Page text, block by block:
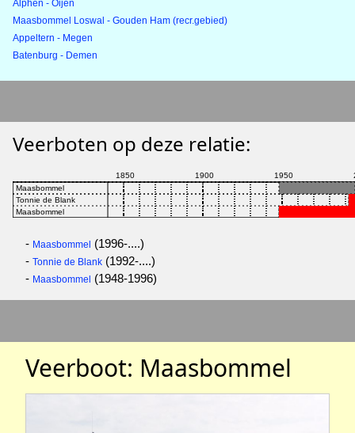
Alphen - Oijen
Maasbommel Loswal - Gouden Ham (recr.gebied)
Appeltern - Megen
Batenburg - Demen
Veerboten op deze relatie:
- Maasbommel
(1996-....)
- Tonnie de Blank (1992-....)
- Maasbommel (1948-1996)
Veerboot: Maasbommel